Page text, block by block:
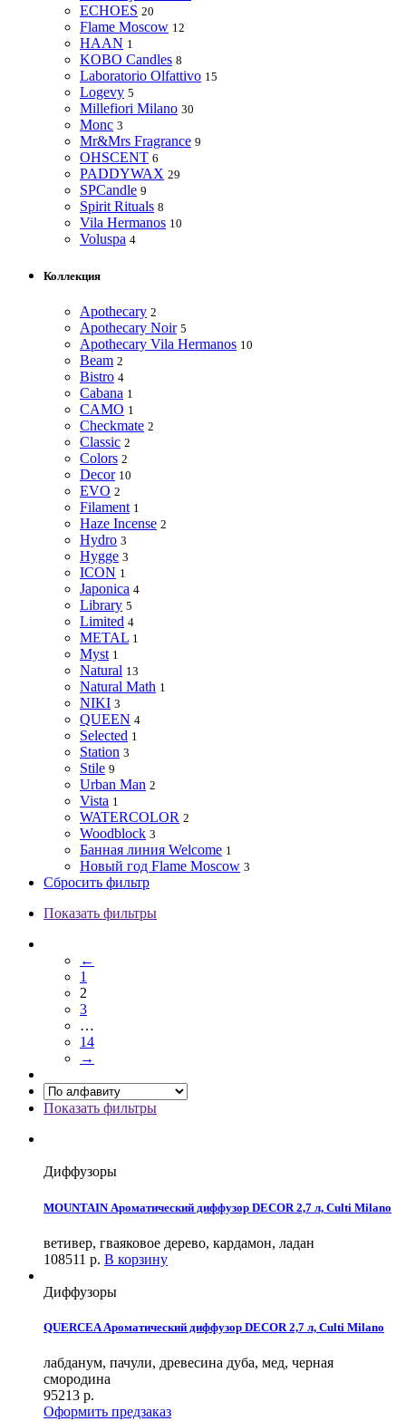
ECHOES 20
Flame Moscow 12
HAAN 1
KOBO Candles 8
Laboratorio Olfattivo 15
Logevy 5
Millefiori Milano 30
Monc 3
Mr&Mrs Fragrance 9
OHSCENT 6
PADDYWAX 29
SPCandle 9
Spirit Rituals 8
Vila Hermanos 10
Voluspa 4
Коллекция
Apothecary 2
Apothecary Noir 5
Apothecary Vila Hermanos 10
Beam 2
Bistro 4
Cabana 1
CAMO 1
Checkmate 2
Classic 2
Colors 2
Decor 10
EVO 2
Filament 1
Haze Incense 2
Hydro 3
Hygge 3
ICON 1
Japonica 4
Library 5
Limited 4
METAL 1
Myst 1
Natural 13
Natural Math 1
NIKI 3
QUEEN 4
Selected 1
Station 3
Stile 9
Urban Man 2
Vista 1
WATERCOLOR 2
Woodblock 3
Банная линия Welcome 1
Новый год Flame Moscow 3
Сбросить фильтр
Показать фильтры
←
1
2
3
…
14
→
Показать фильтры
Диффузоры
MOUNTAIN Ароматический диффузор DECOR 2,7 л, Culti Milano
ветивер, гваяковое дерево, кардамон, ладан
108511 р. В корзину
Диффузоры
QUERCEA Ароматический диффузор DECOR 2,7 л, Culti Milano
лабданум, пачули, древесина дуба, мед, черная
смородина
95213 р.
Оформить предзаказ